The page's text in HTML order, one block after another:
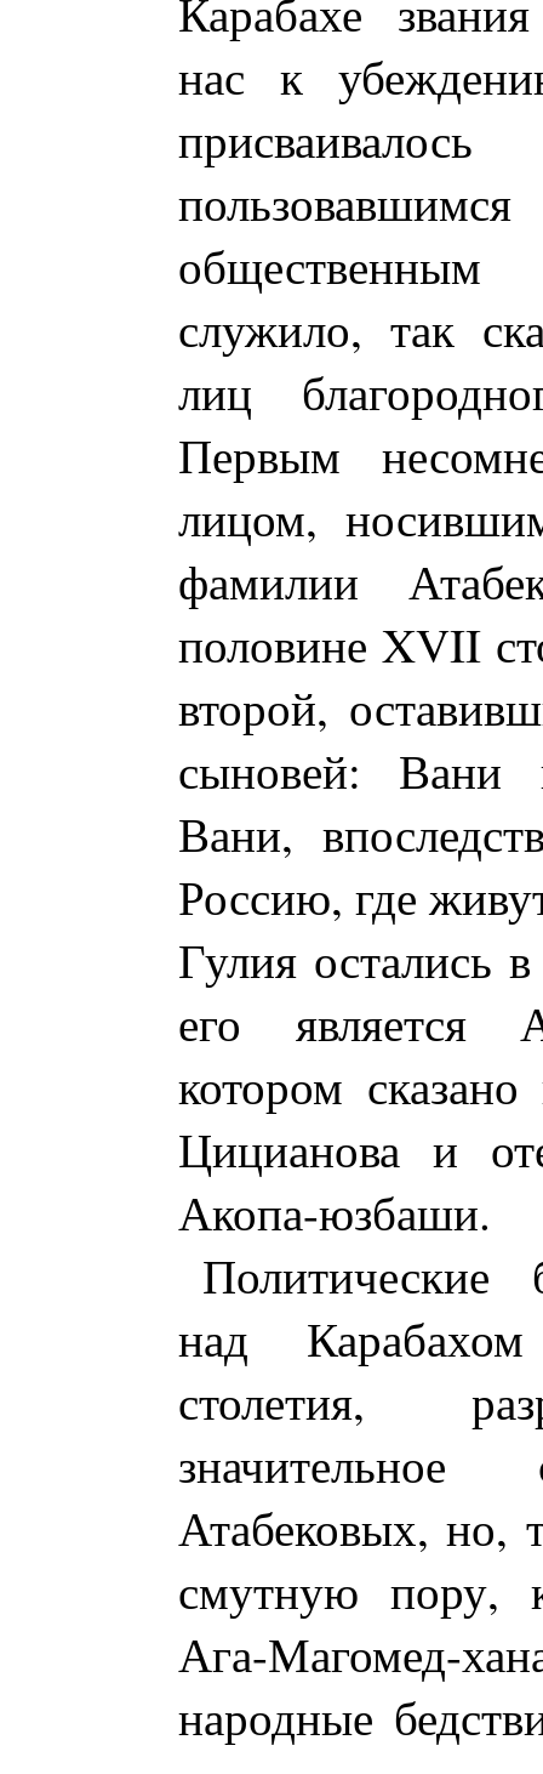
Карабахе
нас к
служило, так
лиц
Первым
лицом,
фамилии
половине XVII
второй,
сыновей: Вани
Вани,
Россию, где
Гулия остались
его является
котором
Цицианова и
Акопа-юзбаши.
Политические
над
столетия,
значительное
Атабековых, но,
смутную пору,
Ага-Магомед-
народные